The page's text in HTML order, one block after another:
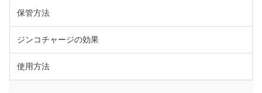
保管方法
ジンコチャージの効果
使用方法